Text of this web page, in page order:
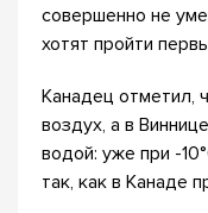
совершенно не
хотят пройти
Канадец отметил,
воздух, а в
водой: уже при -
так, как в Канаде